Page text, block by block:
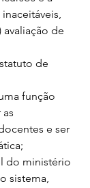
avaliação de
de
função
e ser
do ministério
sistema,